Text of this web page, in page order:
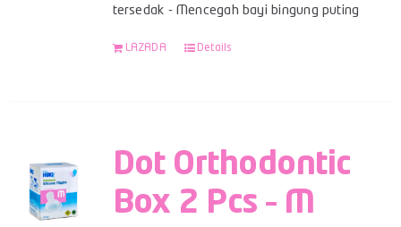
tersedak - Mencegah bayi bingung puting
LAZADA Details
Dot Orthodontic
Box 2 Pcs – M